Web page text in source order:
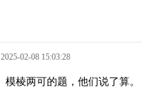
2025-02-08 15:03:28
模棱两可的题，他们说了算。